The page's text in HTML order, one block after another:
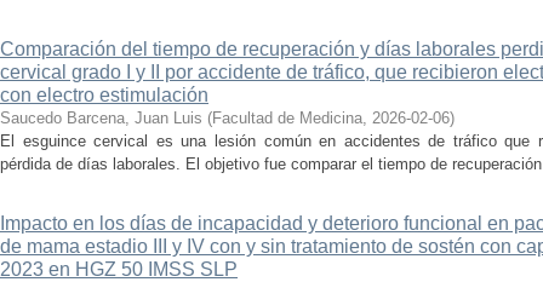
Comparación del tiempo de recuperación y días laborales
cervical grado I y II por accidente de tráfico, que recibieron
con electro estimulación
Saucedo Barcena, Juan Luis (Facultad de Medicina, 2026-02-06)
El esguince cervical es una lesión común en accidentes de tráfico que
pérdida de días laborales. El objetivo fue comparar el tiempo de
Impacto en los días de incapacidad y deterioro funcional en
de mama estadio III y IV con y sin tratamiento de sostén con
2023 en HGZ 50 IMSS SLP